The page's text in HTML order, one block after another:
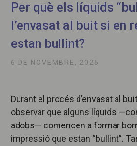
Per què els líquids
l’envasat al buit si en
estan bullint?
6 DE NOVEMBRE, 2025
Durant el procés d’envasat al
observar que alguns líquids
adobs— comencen a formar
impressió que estan “bullint”.